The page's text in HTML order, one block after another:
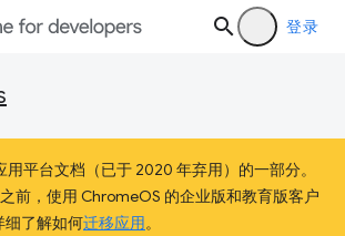
登录
平台文档（已于 2020 年弃用）的一部分。
前，使用 ChromeOS 的企业版和教育版客户
细了解如何迁移应用。